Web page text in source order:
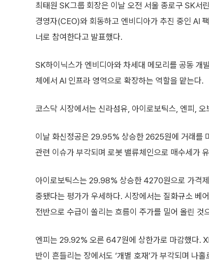
최태원 SK그룹 회장은 이날 오전 서울 종로구 SK서
경영자(CEO)와 회동하고 엔비디아가 추진 중인 AI
너로 참여한다고 발표했다.
SK하이닉스가 엔비디아와 차세대 메모리를 공동 개
체에서 AI 인프라 영역으로 확장하는 역할을 맡는다.
코스닥 시장에서는 신라섬유, 아이로보틱스, 엔피,
이날 화신정공은 29.95% 상승한 2625원에 거래를
관련 이슈가 부각되며 로봇 밸류체인으로 매수세가
아이로보틱스는 29.98% 상승한 4270원으로 가격
중됐다는 평가가 우세하다. 시장에서는 질화규소 베
전반으로 수급이 쏠리는 흐름이 주가를 밀어 올린 것
엔피는 29.92% 오른 647원에 상한가로 마감했다.
반이 흔들리는 장에서도 ‘개별 호재’가 부각되며 나